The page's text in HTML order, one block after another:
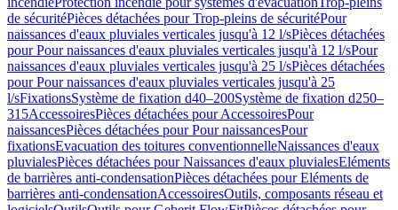
de sécuritéPièces détachées pour Trop-pleins de sécuritéPour
naissances d'eaux pluviales verticales jusqu'à 12 l/sPièces détachées
pour Pour naissances d'eaux pluviales verticales jusqu'à 12 l/sPour
naissances d'eaux pluviales verticales jusqu'à 25 l/sPièces détachées
pour Pour naissances d'eaux pluviales verticales jusqu'à 25
l/sFixationsSystème de fixation d40–200Système de fixation d250–
315AccessoiresPièces détachées pour AccessoiresPour
naissancesPièces détachées pour Pour naissancesPour
fixationsEvacuation des toitures conventionnelleNaissances d'eaux
pluvialesPièces détachées pour Naissances d'eaux pluvialesEléments
de barrières anti-condensationPièces détachées pour Eléments de
barrières anti-condensationAccessoiresOutils, composants réseau et